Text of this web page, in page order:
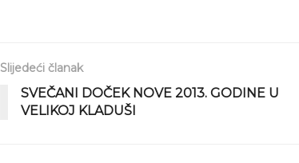
Slijedeći članak
SVEČANI DOČEK NOVE 2013. GODINE U
VELIKOJ KLADUŠI